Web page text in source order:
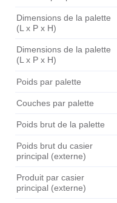
Dimensions de la palette
(L x P x H)
Dimensions de la palette
(L x P x H)
Poids par palette
Couches par palette
Poids brut de la palette
Poids brut du casier
principal (externe)
Produit par casier
principal (externe)